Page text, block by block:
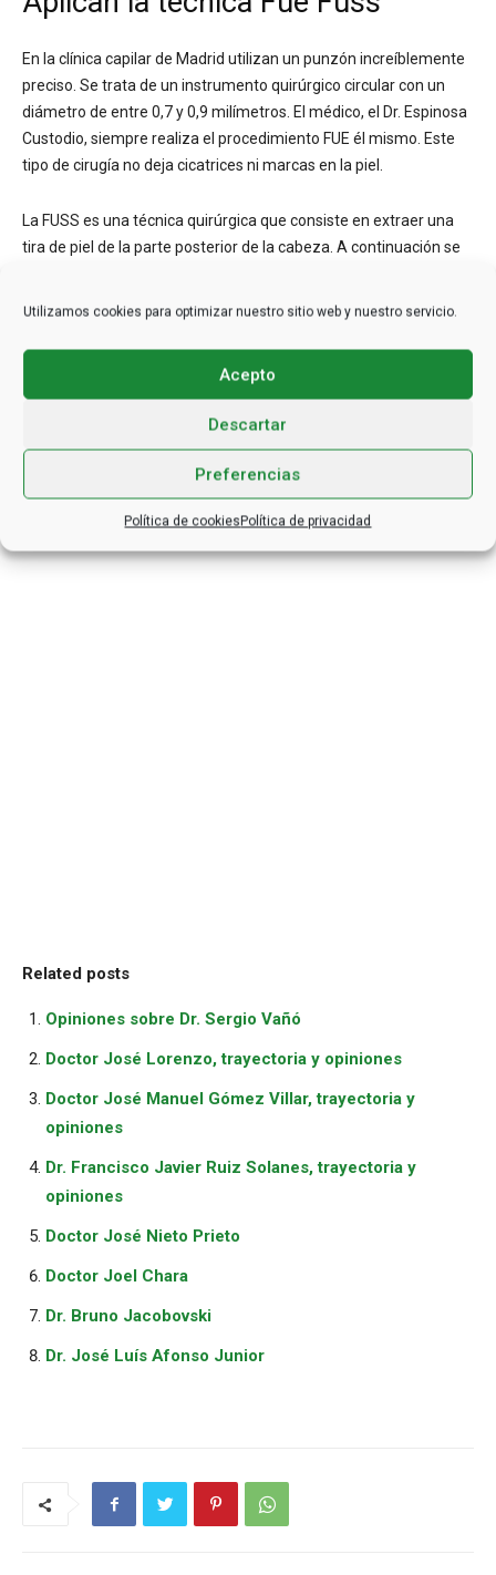
Utilizamos cookies para optimizar nuestro sitio web y nuestro servicio.
Acepto
Descartar
Preferencias
Política de cookiesPolítica de privacidad
En la clínica capilar de Madrid utilizan un punzón increíblemente
preciso. Se trata de un instrumento quirúrgico circular con un
diámetro de entre 0,7 y 0,9 milímetros. El médico, el Dr. Espinosa
Custodio, siempre realiza el procedimiento FUE él mismo. Este
tipo de cirugía no deja cicatrices ni marcas en la piel.
La FUSS es una técnica quirúrgica que consiste en extraer una
tira de piel de la parte posterior de la cabeza. A continuación se
https://drespinosacustodio.com/
Related posts
Opiniones sobre Dr. Sergio Vañó
Doctor José Lorenzo, trayectoria y opiniones
Doctor José Manuel Gómez Villar, trayectoria y
opiniones
Dr. Francisco Javier Ruiz Solanes, trayectoria y
opiniones
Doctor José Nieto Prieto
Doctor Joel Chara
Dr. Bruno Jacobovski
Dr. José Luís Afonso Junior